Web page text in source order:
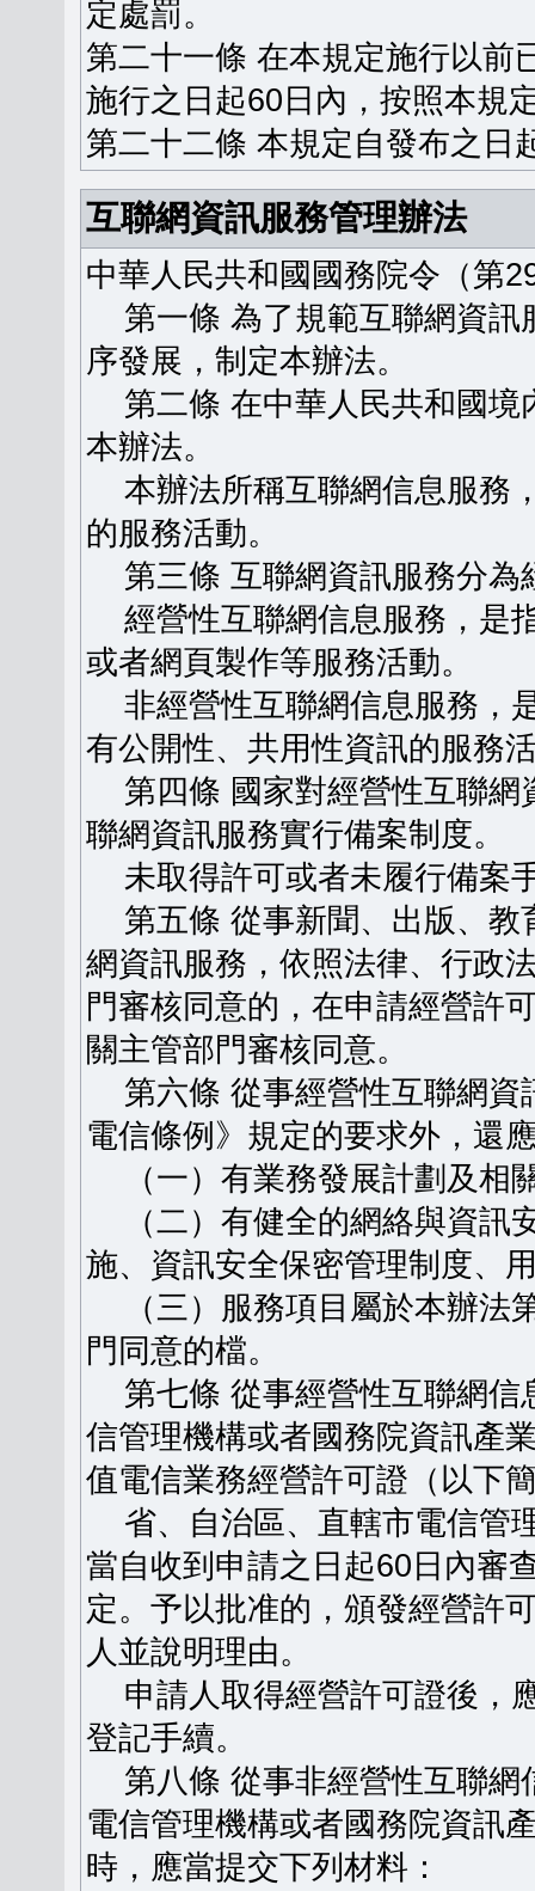
定處罰。
第二十一條 在本規定施行以前
施行之日起60日內，按照本規
第二十二條 本規定自發布之日
互聯網資訊服務管理辦法
中華人民共和國國務院令（第
第一條 為了規範互聯網資訊
序發展，制定本辦法。
第二條 在中華人民共和國境
本辦法。
本辦法所稱互聯網信息服務
的服務活動。
第三條 互聯網資訊服務分為
經營性互聯網信息服務，是
或者網頁製作等服務活動。
非經營性互聯網信息服務，
有公開性、共用性資訊的服務
第四條 國家對經營性互聯網
聯網資訊服務實行備案制度。
未取得許可或者未履行備案
第五條 從事新聞、出版、教
網資訊服務，依照法律、行政
門審核同意的，在申請經營許
關主管部門審核同意。
第六條 從事經營性互聯網資
電信條例》規定的要求外，還
（一）有業務發展計劃及相
（二）有健全的網絡與資訊
施、資訊安全保密管理制度、
（三）服務項目屬於本辦法
門同意的檔。
第七條 從事經營性互聯網信
信管理機構或者國務院資訊產
值電信業務經營許可證（以下
省、自治區、直轄市電信管
當自收到申請之日起60日內審
定。予以批准的，頒發經營許
人並說明理由。
申請人取得經營許可證後，
登記手續。
第八條 從事非經營性互聯網
電信管理機構或者國務院資訊
時，應當提交下列材料：